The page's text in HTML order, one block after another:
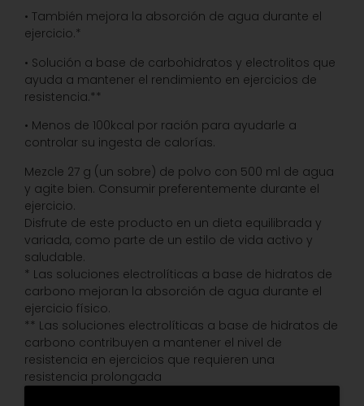
• También mejora la absorción de agua durante el
ejercicio.*
• Solución a base de carbohidratos y electrolitos que
ayuda a mantener el rendimiento en ejercicios de
resistencia.**
• Menos de 100kcal por ración para ayudarle a
controlar su ingesta de calorías.
Mezcle 27 g (un sobre) de polvo con 500 ml de agua
y agite bien. Consumir preferentemente durante el
ejercicio.
Disfrute de este producto en un dieta equilibrada y
variada, como parte de un estilo de vida activo y
saludable.
* Las soluciones electrolíticas a base de hidratos de
carbono mejoran la absorción de agua durante el
ejercicio físico.
** Las soluciones electrolíticas a base de hidratos de
carbono contribuyen a mantener el nivel de
resistencia en ejercicios que requieren una
resistencia prolongada